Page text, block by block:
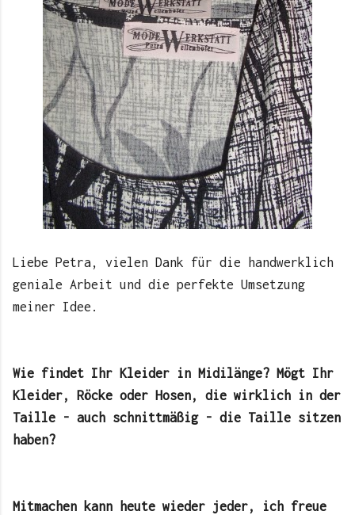
Liebe Petra, vielen Dank für die handwerklich
geniale Arbeit und die perfekte Umsetzung
meiner Idee.
Wie findet Ihr Kleider in Midilänge? Mögt Ihr
Kleider, Röcke oder Hosen, die wirklich in der
Taille - auch schnittmäßig - die Taille sitzen
haben?
Mitmachen kann heute wieder jeder, ich freue